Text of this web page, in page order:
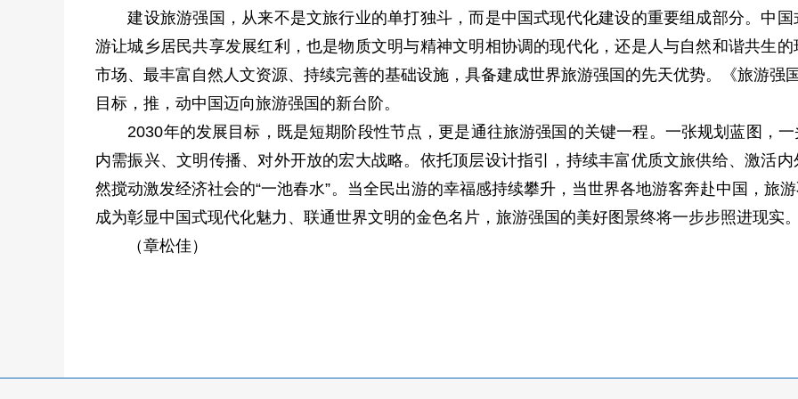
建设旅游强国，从来不是文旅行业的单打独斗，而是中国式现代化建设的重要组成部分。中国
游让城乡居民共享发展红利，也是物质文明与精神文明相协调的现代化，还是人与自然和谐共生
市场、最丰富自然人文资源、持续完善的基础设施，具备建成世界旅游强国的先天优势。《旅游强
目标，推，动中国迈向旅游强国的新台阶。
2030年的发展目标，既是短期阶段性节点，更是通往旅游强国的关键一程。一张规划蓝图，一
内需振兴、文明传播、对外开放的宏大战略。依托顶层设计指引，持续丰富优质文旅供给、激活
然搅动激发经济社会的“一池春水”。当全民出游的幸福感持续攀升，当世界各地游客奔赴中国，旅
成为彰显中国式现代化魅力、联通世界文明的金色名片，旅游强国的美好图景终将一步步照进现实
（章松佳）